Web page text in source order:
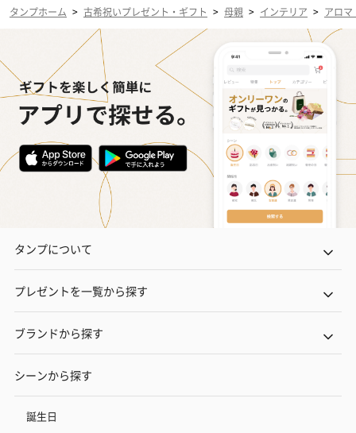
タンプホーム > 古希祝いプレゼント・ギフト > 母親 > インテリア > アロマ
タンプについて
プレゼントを一覧から探す
ブランドから探す
シーンから探す
誕生日